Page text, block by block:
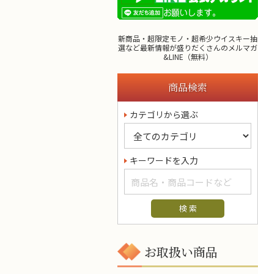
新商品・超限定モノ・超希少ウイスキー抽
選など最新情報が盛りだくさんのメルマガ
&LINE（無料）
商品検索
カテゴリから選ぶ
キーワードを入力
お取扱い商品